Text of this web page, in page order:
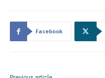
Facebook